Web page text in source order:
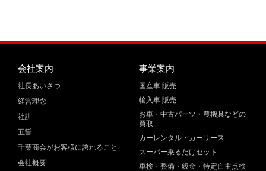
会社案内
社長あいさつ
経営理念
社訓
五誓
千葉商会がお客様に誇れること
会社概要
事業案内
国産車 販売
輸入車 販売
お車・中古パーツ・農機具などの
買取
カーレンタル・カーリース
スーパー乗るだけセット
車検・整備・鈑金・特定自主点検